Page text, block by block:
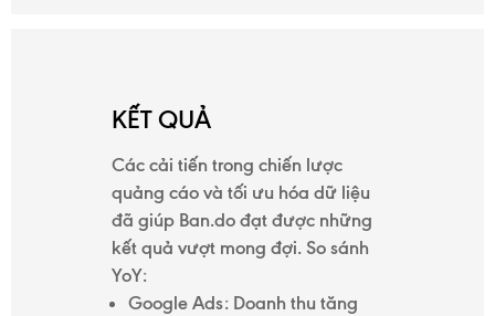
KẾT QUẢ
Các cải tiến trong chiến lược
quảng cáo và tối ưu hóa dữ liệu
đã giúp Ban.do đạt được những
kết quả vượt mong đợi. So sánh
YoY:
Google Ads: Doanh thu tăng